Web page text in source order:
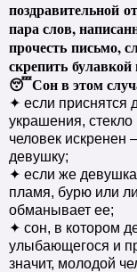
поздравительной
пара слов,
прочесть письмо,
скрепить
😴Сон в этом
✦ если приснятся
украшения, стекло
человек искренен
девушку;
✦ если же
пламя, бурю или
обманывает ее;
✦ сон, в котором
улыбающегося и
значит, молодой